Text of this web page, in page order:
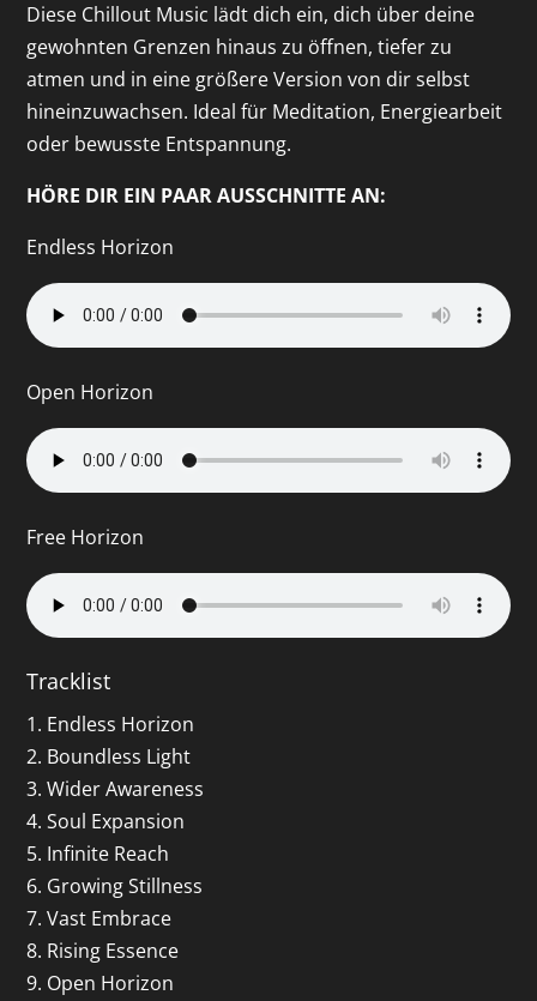
Diese Chillout Music lädt dich ein, dich über deine
gewohnten Grenzen hinaus zu öffnen, tiefer zu
atmen und in eine größere Version von dir selbst
hineinzuwachsen. Ideal für Meditation, Energiearbeit
oder bewusste Entspannung.
HÖRE DIR EIN PAAR AUSSCHNITTE AN:
Endless Horizon
Open Horizon
Free Horizon
Tracklist
1. Endless Horizon
2. Boundless Light
3. Wider Awareness
4. Soul Expansion
5. Infinite Reach
6. Growing Stillness
7. Vast Embrace
8. Rising Essence
9. Open Horizon